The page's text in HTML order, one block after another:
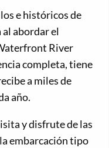
e históricos de
abordar el
River
completa, tiene
a miles de
año.
y disfrute de las
embarcación tipo